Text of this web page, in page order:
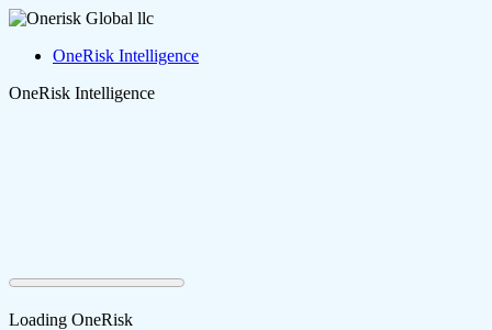
OneRisk Intelligence
OneRisk Intelligence
Loading OneRisk